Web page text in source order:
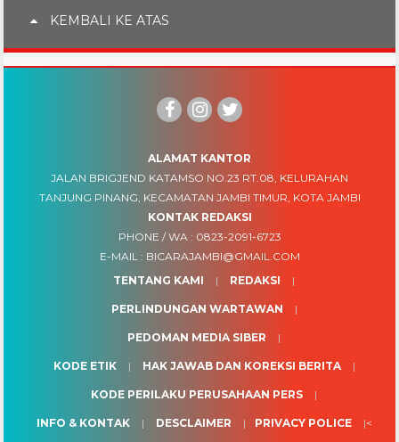
KEMBALI KE ATAS
ALAMAT KANTOR
JALAN BRIGJEND KATAMSO NO.23 RT.08, KELURAHAN
TANJUNG PINANG, KECAMATAN JAMBI TIMUR, KOTA JAMBI
KONTAK REDAKSI
PHONE / WA : 0823-2091-6723
E-MAIL : BICARAJAMBI@GMAIL.COM
TENTANG KAMI
REDAKSI
PERLINDUNGAN WARTAWAN
PEDOMAN MEDIA SIBER
KODE ETIK HAK JAWAB DAN KOREKSI BERITA
KODE PERILAKU PERUSAHAAN PERS
INFO & KONTAK DESCLAIMER PRIVACY POLICE <